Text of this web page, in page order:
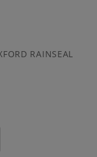
RAINSEAL